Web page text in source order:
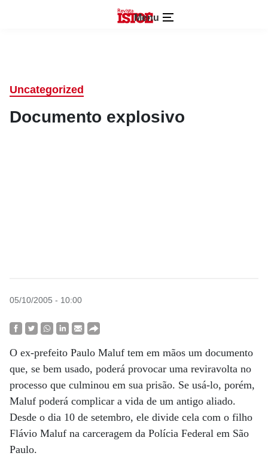
Menu
Uncategorized
Documento explosivo
05/10/2005 - 10:00
O ex-prefeito Paulo Maluf tem em mãos um documento
que, se bem usado, poderá provocar uma reviravolta no
processo que culminou em sua prisão. Se usá-lo, porém,
Maluf poderá complicar a vida de um antigo aliado.
Desde o dia 10 de setembro, ele divide cela com o filho
Flávio Maluf na carceragem da Polícia Federal em São
Paulo.